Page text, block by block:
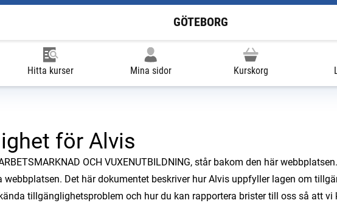
GÖTEBORG
Hitta kurser Mina sidor Kurskorg
för Alvis
ARBETSMARKNAD OCH VUXENUTBILDNING, står bakom den här
webbplatsen. Det här dokumentet beskriver hur Alvis uppfyller lagen om
tillgänglighetsproblem och hur du kan rapportera brister till oss så att vi